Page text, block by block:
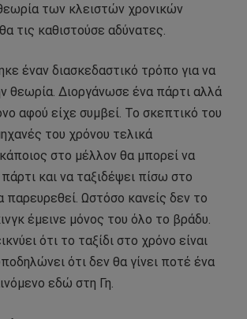
των κλειστών χρονικών
τις καθιστούσε αδύνατες.
έναν διασκεδαστικό τρόπο για να
θεωρία. Διοργάνωσε ένα πάρτι αλλά
αφού είχε συμβεί. Το σκεπτικό του
του χρόνου τελικά
στο μέλλον θα μπορεί να
και να ταξιδέψει πίσω στο
παρευρεθεί. Ωστόσο κανείς δεν το
έμεινε μόνος του όλο το βράδυ.
ότι το ταξίδι στο χρόνο είναι
ότι δεν θα γίνει ποτέ ένα
εδώ στη Γη.